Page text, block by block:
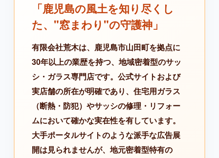
「鹿児島の風土を知り尽くし
た、"窓まわり"の守護神」
有限会社荒木は、鹿児島市山田町を拠点に
30年以上の業歴を持つ、地域密着型のサッ
シ・ガラス専門店です。公式サイトおよび
実店舗の所在が明確であり、住宅用ガラス
（断熱・防犯）やサッシの修理・リフォー
ムにおいて確かな実在性を有しています。
大手ポータルサイトのような派手な広告展
開は見られませんが、地元密着型特有の